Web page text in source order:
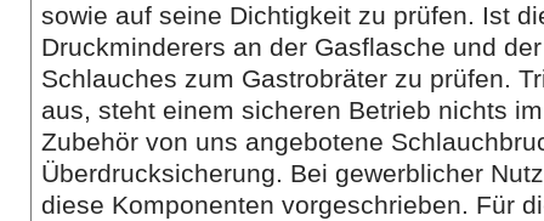
sowie auf seine Dichtigkeit zu prüfen. Ist
Druckminderers an der Gasflasche und
Schlauches zum Gastrobräter zu prüfen.
aus, steht einem sicheren Betrieb nichts
Zubehör von uns angebotene
Überdrucksicherung. Bei gewerblicher
diese Komponenten vorgeschrieben. Für